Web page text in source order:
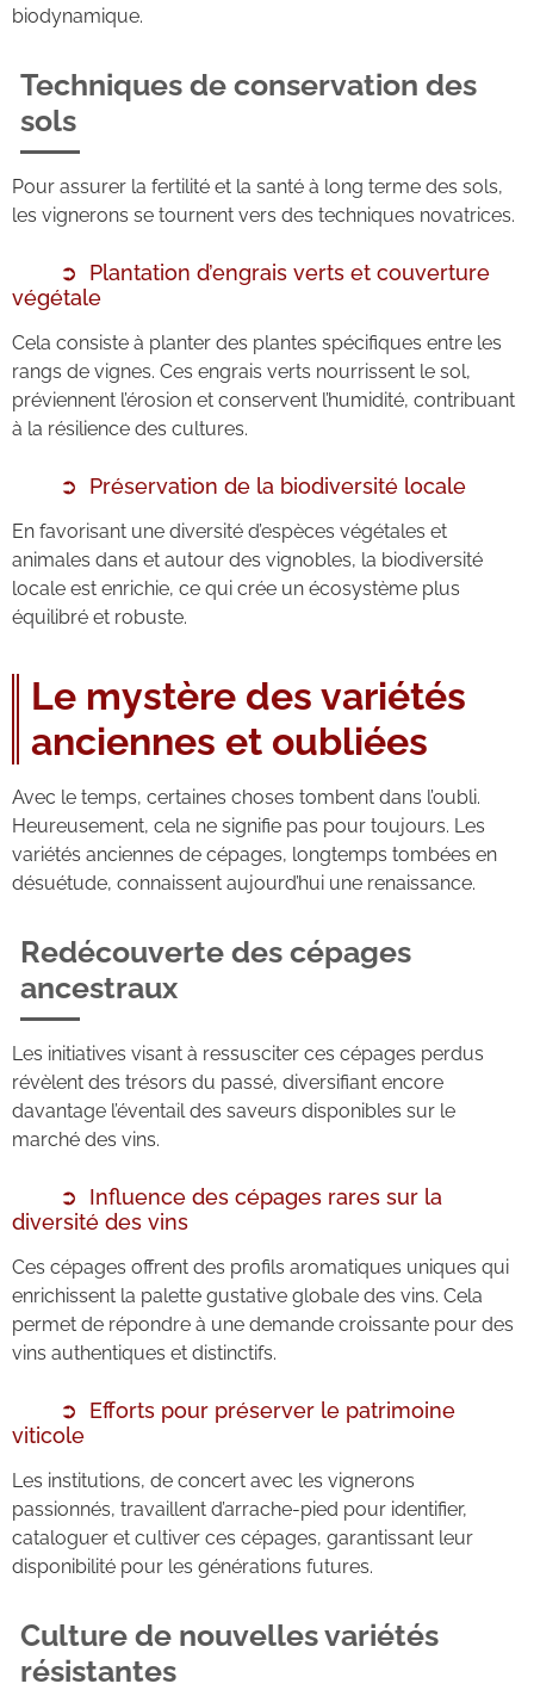
biodynamique.
Techniques de conservation des
sols
Pour assurer la fertilité et la santé à long terme des sols,
les vignerons se tournent vers des techniques novatrices.
Plantation d’engrais verts et couverture
végétale
Cela consiste à planter des plantes spécifiques entre les
rangs de vignes. Ces engrais verts nourrissent le sol,
préviennent l’érosion et conservent l’humidité, contribuant
à la résilience des cultures.
Préservation de la biodiversité locale
En favorisant une diversité d’espèces végétales et
animales dans et autour des vignobles, la biodiversité
locale est enrichie, ce qui crée un écosystème plus
équilibré et robuste.
Le mystère des variétés
anciennes et oubliées
Avec le temps, certaines choses tombent dans l’oubli.
Heureusement, cela ne signifie pas pour toujours. Les
variétés anciennes de cépages, longtemps tombées en
désuétude, connaissent aujourd’hui une renaissance.
Redécouverte des cépages
ancestraux
Les initiatives visant à ressusciter ces cépages perdus
révèlent des trésors du passé, diversifiant encore
davantage l’éventail des saveurs disponibles sur le
marché des vins.
Influence des cépages rares sur la
diversité des vins
Ces cépages offrent des profils aromatiques uniques qui
enrichissent la palette gustative globale des vins. Cela
permet de répondre à une demande croissante pour des
vins authentiques et distinctifs.
Efforts pour préserver le patrimoine
viticole
Les institutions, de concert avec les vignerons
passionnés, travaillent d’arrache-pied pour identifier,
cataloguer et cultiver ces cépages, garantissant leur
disponibilité pour les générations futures.
Culture de nouvelles variétés
résistantes